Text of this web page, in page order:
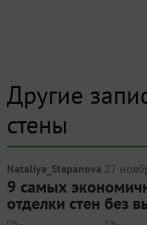
Другие
стены
Nataliya_Stepanova 27
9 самых
отделки стен без